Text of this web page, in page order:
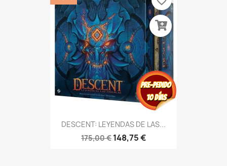
DESCENT: LEYENDAS DE LAS...
175,00 € 148,75 €